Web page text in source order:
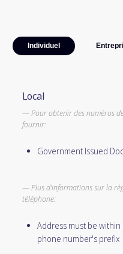
Individuel
Local
Pour obtenir des numéros
fournir:
Government Issued
Plus d'informations sur la
téléphone:
Address must be
phone number's prefix